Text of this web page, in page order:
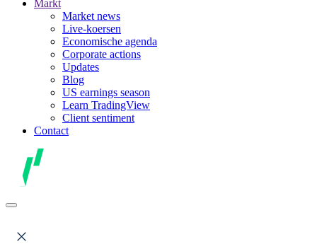
Markt
Market news
Live-koersen
Economische agenda
Corporate actions
Updates
Blog
US earnings season
Learn TradingView
Client sentiment
Contact